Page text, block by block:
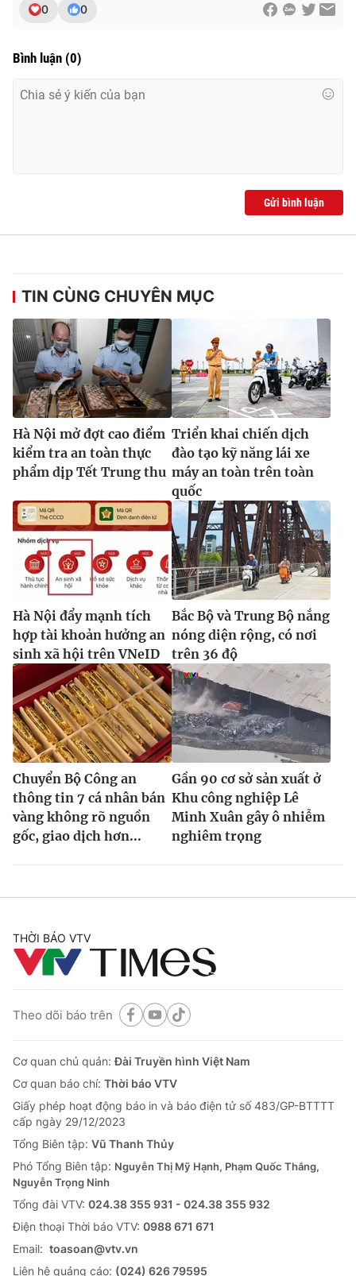
0 0
Bình luận (0)
Gửi bình luận
TIN CÙNG CHUYÊN MỤC
Hà Nội mở đợt cao điểm
kiểm tra an toàn thực
phẩm dịp Tết Trung thu
Triển khai chiến dịch
đào tạo kỹ năng lái xe
máy an toàn trên toàn
quốc
Hà Nội đẩy mạnh tích
hợp tài khoản hưởng an
sinh xã hội trên VNeID
Bắc Bộ và Trung Bộ nắng
nóng diện rộng, có nơi
trên 36 độ
Chuyển Bộ Công an
thông tin 7 cá nhân bán
vàng không rõ nguồn
gốc, giao dịch hơn...
Gần 90 cơ sở sản xuất ở
Khu công nghiệp Lê
Minh Xuân gây ô nhiễm
nghiêm trọng
THỜI BÁO VTV
Theo dõi báo trên
Cơ quan chủ quản:Đài Truyền hình Việt Nam
Cơ quan báo chí: Thời báo VTV
Giấy phép hoạt động báo in và báo điện tử số 483/GP-BTTTT
cấp ngày 29/12/2023
Tổng Biên tập: Vũ Thanh Thủy
Phó Tổng Biên tập: Nguyễn Thị Mỹ Hạnh, Phạm Quốc Thắng,
Nguyễn Trọng Ninh
Tổng đài VTV: 024.38 355 931 - 024.38 355 932
Ðiện thoại Thời báo VTV: 0988 671 671
Email: toasoan@vtv.vn
Liên hệ quảng cáo: (024) 626 79595